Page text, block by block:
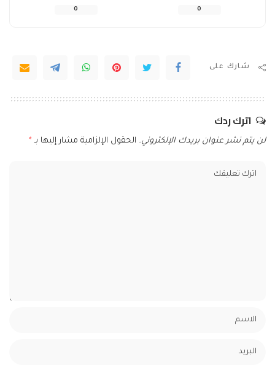
0
0
شارك على
اترك ردك
لن يتم نشر عنوان بريدك الإلكتروني. الحقول الإلزامية مشار إليها بـ *